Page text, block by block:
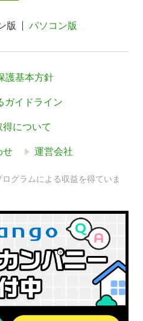
版 パソコン版
護基本方針
ガイドライン
について
せ 運営会社
グラムによる収益を得ていま